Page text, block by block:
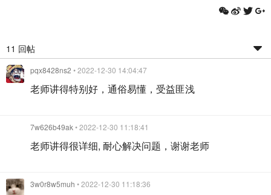
11 回帖
pqx8428ns2 • 2022-12-30 14:04:47
老师讲得特别好，通俗易懂，受益匪浅
7w626b49ak• 2022-12-30 11:18:41
老师讲得很详细, 耐心解决问题，谢谢老师
3w0r8w5muh • 2022-12-30 11:18:36